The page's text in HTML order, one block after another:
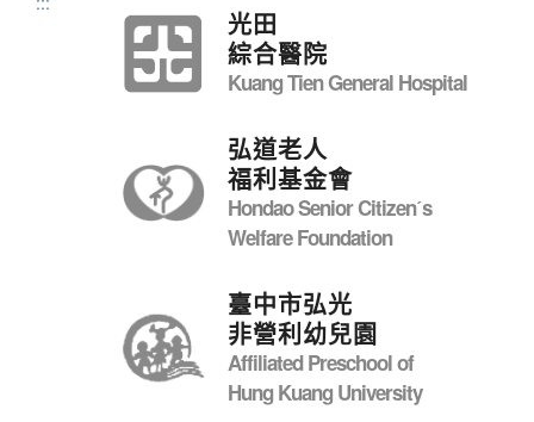
光田
綜合醫院
Kuang Tien General Hospital
弘道老人
福利基金會
Hondao Senior Citizenˊs
Welfare Foundation
臺中市弘光
非營利幼兒園
Affiliated Preschool of
Hung Kuang University